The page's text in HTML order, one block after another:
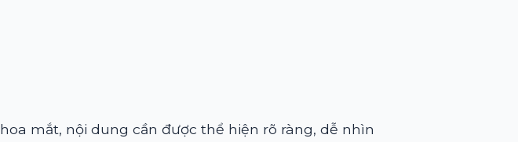
mắt, nội dung cần được thể hiện rõ ràng, dễ nhìn